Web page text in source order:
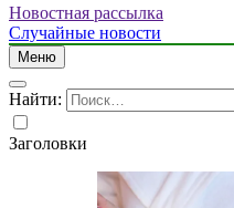
Новостная рассылка
Случайные новости
Меню
Найти:
Заголовки